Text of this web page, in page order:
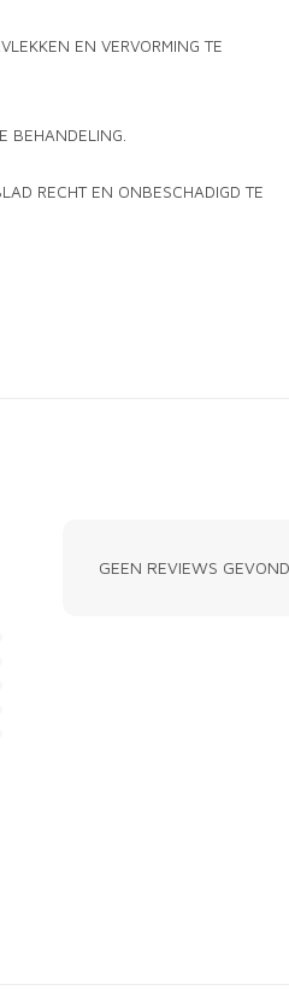
EN VERVORMING TE
BEHANDELING.
RECHT EN ONBESCHADIGD TE
GEEN REVIEWS